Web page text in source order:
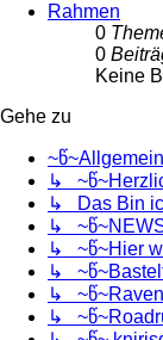
Rahmen
0
0
Keine
Gehe zu
↳
↳ Das Bin
↳
↳ ~წ~Hier
↳
↳
↳